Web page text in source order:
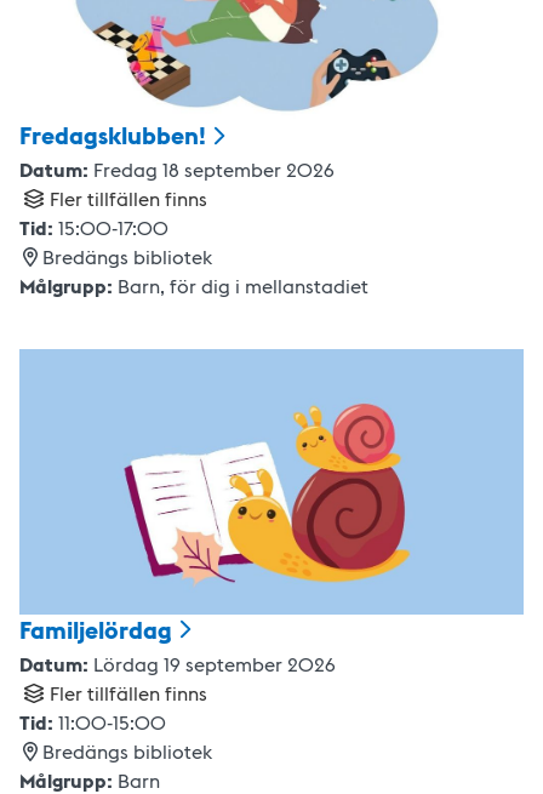
Fredagsklubben!
Datum: Fredag 18 september 2026
Fler tillfällen finns
Tid: 15:00-17:00
Bredängs bibliotek
Målgrupp: Barn, för dig i mellanstadiet
Familjelördag
Datum: Lördag 19 september 2026
Fler tillfällen finns
Tid: 11:00-15:00
Bredängs bibliotek
Målgrupp: Barn